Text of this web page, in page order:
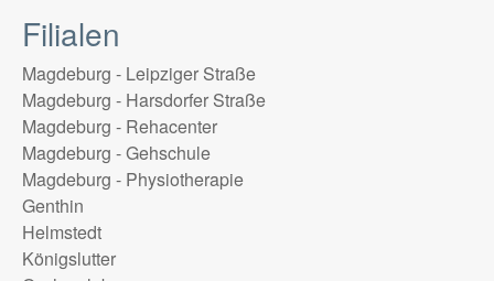
Filialen
Magdeburg - Leipziger Straße
Magdeburg - Harsdorfer Straße
Magdeburg - Rehacenter
Magdeburg - Gehschule
Magdeburg - Physiotherapie
Genthin
Helmstedt
Königslutter